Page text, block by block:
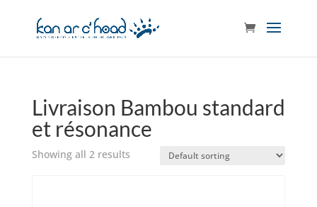
Livraison Bambou standard
et résonance
Showing all 2 results